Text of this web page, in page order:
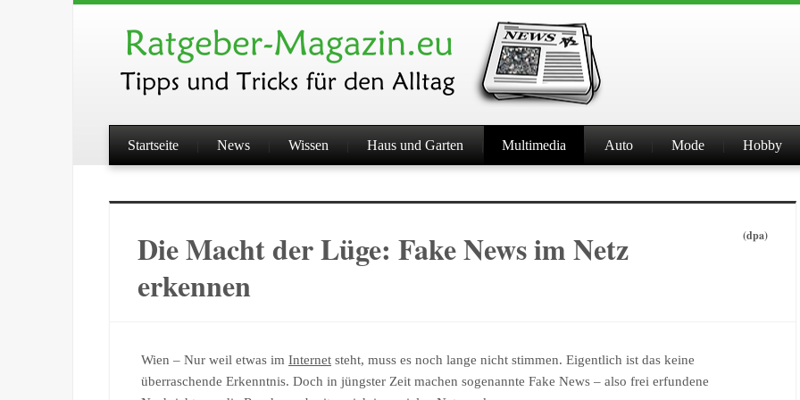
Startseite News Wissen Haus und Garten Multimedia Auto Mode Hobby
Die Macht der Lüge: Fake News im Netz
erkennen
(dpa)
Wien – Nur weil etwas im Internet steht, muss es noch lange nicht stimmen. Eigentlich ist das keine
überraschende Erkenntnis. Doch in jüngster Zeit machen sogenannte Fake News – also frei erfundene